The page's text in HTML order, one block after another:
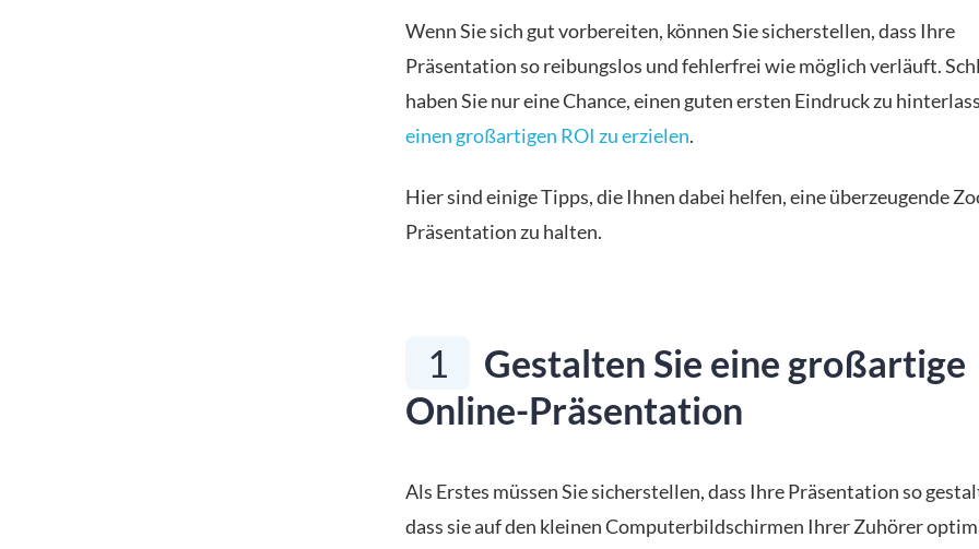
Wenn Sie sich gut vorbereiten, können Sie sicherstellen, dass Ihre
Präsentation so reibungslos und fehlerfrei wie möglich verläuft.
haben Sie nur eine Chance, einen guten ersten Eindruck zu
einen großartigen ROI zu erzielen.
Hier sind einige Tipps, die Ihnen dabei helfen, eine überzeugende
Präsentation zu halten.
1
Gestalten Sie eine großartige
Online-Präsentation
Als Erstes müssen Sie sicherstellen, dass Ihre Präsentation so
dass sie auf den kleinen Computerbildschirmen Ihrer Zuhörer